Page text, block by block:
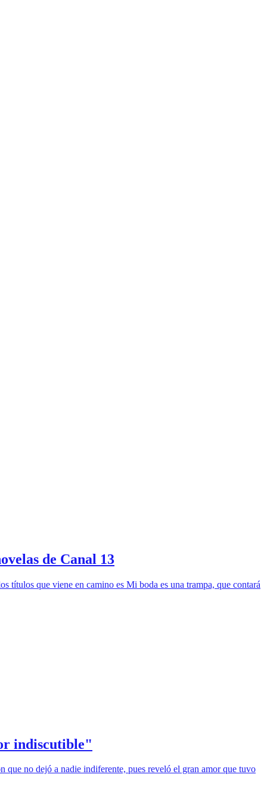
de Canal 13
títulos que viene en camino es Mi boda es una trampa, que contará
indiscutible"
no dejó a nadie indiferente, pues reveló el gran amor que tuvo